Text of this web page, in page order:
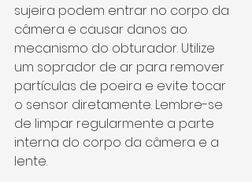
sujeira podem entrar no corpo da
câmera e causar danos ao
mecanismo do obturador. Utilize
um soprador de ar para remover
partículas de poeira e evite tocar
o sensor diretamente. Lembre-se
de limpar regularmente a parte
interna do corpo da câmera e a
lente.